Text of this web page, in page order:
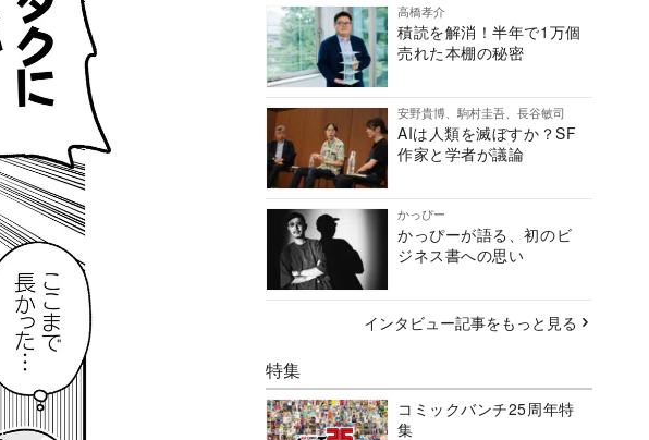
高橋孝介
積読を解消！半年で1万個
売れた本棚の秘密
安野貴博、駒村圭吾、長谷敏司
AIは人類を滅ぼすか？SF
作家と学者が議論
かっぴー
かっぴーが語る、初のビ
ジネス書への思い
インタビュー記事をもっと見る
特集
コミックバンチ25周年特
集